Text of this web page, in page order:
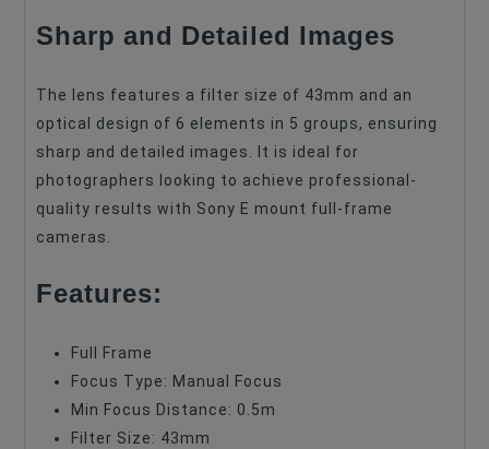
Sharp and Detailed Images
The lens features a filter size of 43mm and an
optical design of 6 elements in 5 groups, ensuring
sharp and detailed images. It is ideal for
photographers looking to achieve professional-
quality results with Sony E mount full-frame
cameras.
Features:
Full Frame
Focus Type: Manual Focus
Min Focus Distance: 0.5m
Filter Size: 43mm